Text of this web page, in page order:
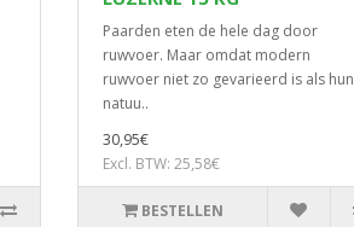
Paarden eten de hele dag door
ruwvoer. Maar omdat modern
ruwvoer niet zo gevarieerd is als hun
natuu..
30,95€
Excl. BTW: 25,58€
BESTELLEN